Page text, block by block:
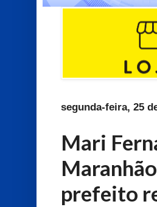
segunda-feira, 25
Mari
prefeito